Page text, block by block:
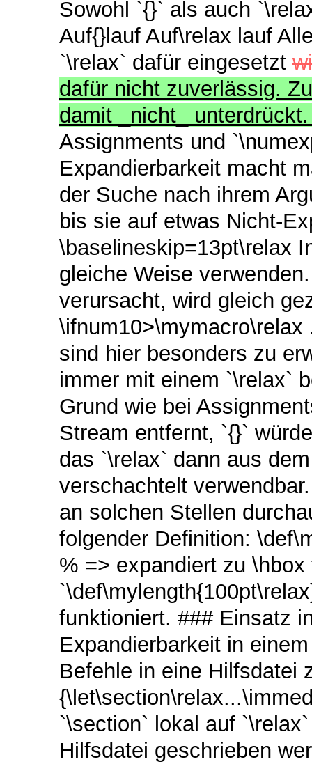
Sowohl `{}` als auch
Auf{}lauf Auf\relax lauf
`\relax` dafür eingesetzt
dafür nicht zuverlässig.
damit _nicht_
Assignments und
Expandierbarkeit macht
der Suche nach ihrem
bis sie auf etwas Nicht-
\baselineskip=13pt\relax
gleiche Weise
verursacht, wird gleich
sind hier besonders zu
immer mit einem `\relax`
Grund wie bei
Stream entfernt, `{}`
das `\relax` dann aus
verschachtelt
an solchen Stellen
folgender Definition:
% => expandiert zu
funktioniert. ### Einsatz
Expandierbarkeit in
Befehle in eine Hilfsdatei
`\section` lokal auf
Hilfsdatei geschrieben